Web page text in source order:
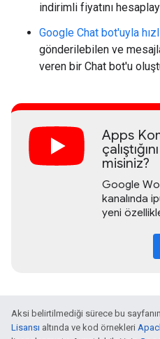
indirimli fiyatını
Google Chat bot'uyla
gönderilebilen ve
veren bir Chat bot'u
Apps
misiniz?
Google
kanalında
yeni
Aksi belirtilmediği sürece bu
Lisansı altında ve kod örnekleri